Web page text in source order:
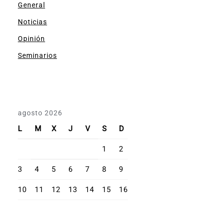
General
Noticias
Opinión
Seminarios
agosto 2026
L M X J V S D
1 2
3 4 5 6 7 8 9
10 11 12 13 14 15 16